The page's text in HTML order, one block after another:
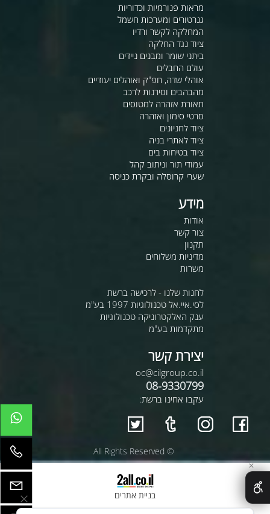
מראות פנורמיות וכדוריות
גנרטורים ומערכות חשמל
המחלקה לקשר ורדיו
ציוד נגד החלקה
ביתני שומר ומבנים ניידים
עולם החבלים
אוהלי שדה, חפ"ק ואוהלים יעודיים
מהבהבים וסירנות לרכב
תאורת אזהרה למטוסים
סרטי סימון ואזהרה
ציוד לחניונים
ציוד לאתרי בניה
ציוד בטיחות בים
עמודי תור וניתוב קהל
שערי קרוסלה ובקרת כניסה
מידע
אודות
צור קשר
תקנון
מדיניות משלוחים
משרות
לחנות שלנו - לרכישה ברשת
לסי.איי.אל טכנולוגיות 1997 בע"מ
ענק האלקטרוניקה טכנולוגיות
מתקדמות בע"מ
יצירת קשר
oc@cilgroup.co.il
08-9330799
עקבו אחינו ברשת:
© All Rights Reserved
בניית אתרים
✕